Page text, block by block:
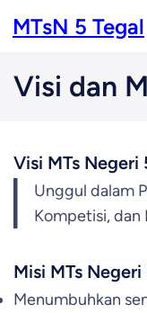
toMTsN 5 Tegal
Visi dan
Visi MTs Negeri
Unggul dalam
Kompetisi, dan
Misi MTs Negeri
Menumbuhkan